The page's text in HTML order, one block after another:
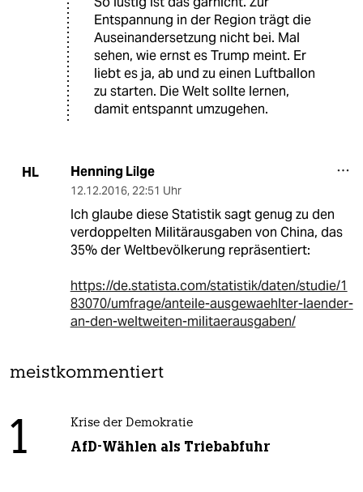
Entspannung in der Region trägt die
Auseinandersetzung nicht bei. Mal
sehen, wie ernst es Trump meint. Er
liebt es ja, ab und zu einen Luftballon
zu starten. Die Welt sollte lernen,
damit entspannt umzugehen.
HL Henning Lilge
12.12.2016, 22:51 Uhr
Ich glaube diese Statistik sagt genug zu den
verdoppelten Militärausgaben von China, das
35% der Weltbevölkerung repräsentiert:
https://de.statista.com/statistik/daten/studie/1
83070/umfrage/anteile-ausgewaehlter-laender-
an-den-weltweiten-militaerausgaben/
meistkommentiert
1 Krise der Demokratie
AfD-Wählen als Triebabfuhr